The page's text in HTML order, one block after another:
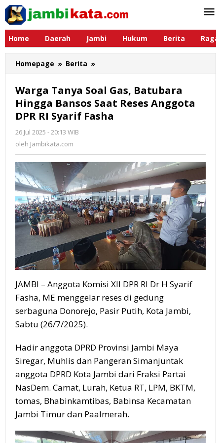
Lewati
konten
Home
Daerah Jambi Hukum Berita
Homepage » Berita »
Tanya
Soal
Gas,
Batubara
Hingga
Anggota
RI
Syarif
Fasha
Warga Tanya Soal Gas, Batubara
Hingga Bansos Saat Reses Anggota
DPR RI Syarif Fasha
26 Jul 2025 - 20:13 WIB
oleh Jambikata.com
JAMBI – Anggota Komisi XII DPR RI Dr H Syarif
Fasha, ME menggelar reses di gedung
serbaguna Donorejo, Pasir Putih, Kota Jambi,
Sabtu (26/7/2025).
Hadir anggota DPRD Provinsi Jambi Maya
Siregar, Muhlis dan Pangeran Simanjuntak
anggota DPRD Kota Jambi dari Fraksi Partai
NasDem. Camat, Lurah, Ketua RT, LPM, BKTM,
tomas, Bhabinkamtibas, Babinsa Kecamatan
Jambi Timur dan Paalmerah.